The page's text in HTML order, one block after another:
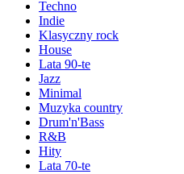
Techno
Indie
Klasyczny rock
House
Lata 90-te
Jazz
Minimal
Muzyka country
Drum'n'Bass
R&B
Hity
Lata 70-te